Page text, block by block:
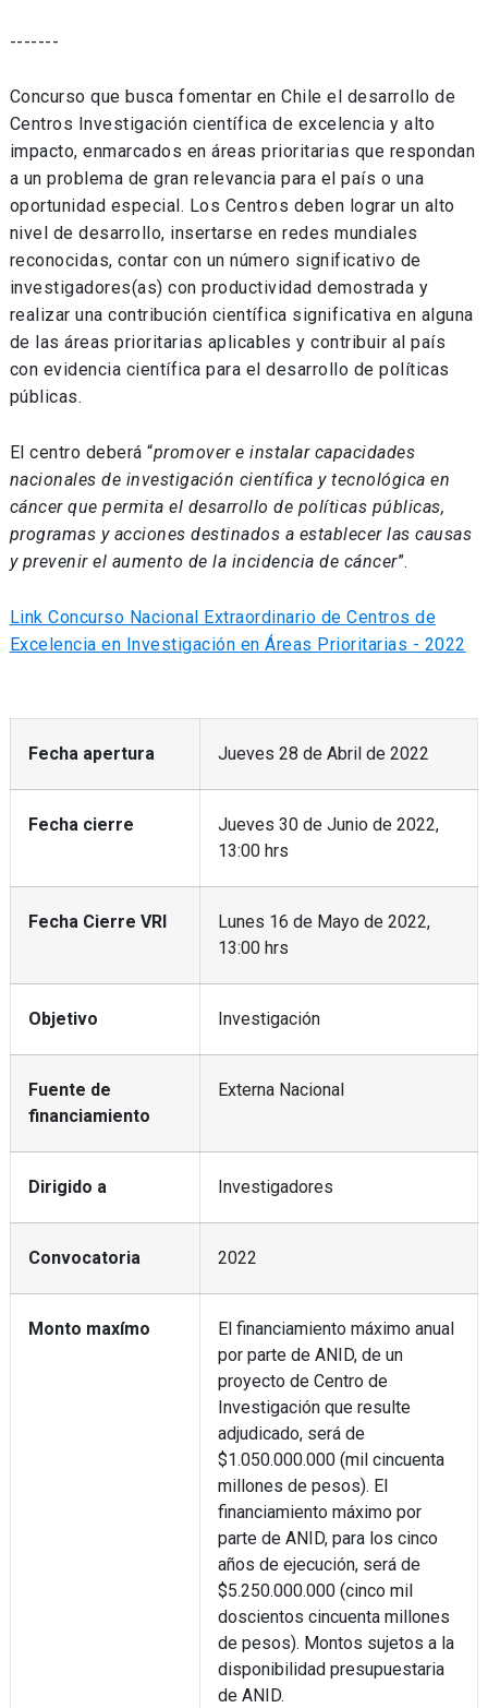
-------
Concurso que busca fomentar en Chile el desarrollo de
Centros Investigación científica de excelencia y alto
impacto, enmarcados en áreas prioritarias que respondan
a un problema de gran relevancia para el país o una
oportunidad especial. Los Centros deben lograr un alto
nivel de desarrollo, insertarse en redes mundiales
reconocidas, contar con un número significativo de
investigadores(as) con productividad demostrada y
realizar una contribución científica significativa en alguna
de las áreas prioritarias aplicables y contribuir al país
con evidencia científica para el desarrollo de políticas
públicas.
El centro deberá “promover e instalar capacidades
nacionales de investigación científica y tecnológica en
cáncer que permita el desarrollo de políticas públicas,
programas y acciones destinados a establecer las causas
y prevenir el aumento de la incidencia de cáncer”.
Link Concurso Nacional Extraordinario de Centros de
Excelencia en Investigación en Áreas Prioritarias - 2022
Fecha apertura Jueves 28 de Abril de 2022
Fecha cierre
Jueves 30 de Junio de 2022,
13:00 hrs
Fecha Cierre VRI
Lunes 16 de Mayo de 2022,
13:00 hrs
Objetivo Investigación
Fuente de
financiamiento
Externa Nacional
Dirigido a Investigadores
Convocatoria 2022
Monto maxímo
El financiamiento máximo anual
por parte de ANID, de un
proyecto de Centro de
Investigación que resulte
adjudicado, será de
$1.050.000.000 (mil cincuenta
millones de pesos). El
financiamiento máximo por
parte de ANID, para los cinco
años de ejecución, será de
$5.250.000.000 (cinco mil
doscientos cincuenta millones
de pesos). Montos sujetos a la
disponibilidad presupuestaria
de ANID.